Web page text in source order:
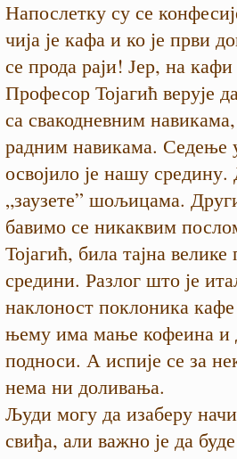
Напослетку су се
чија је кафа и ко је први
се прода раји! Јер, на
Професор Тојагић верује
са свакодневним
радним навикама. Седење
освојило је нашу
„заузете” шољицама.
бавимо се никаквим
Тојагић, била тајна
средини. Разлог што је
наклоност поклоника
њему има мање кофеина и
подноси. А испије се за
нема ни доливања.
Људи могу да изаберу
свиђа, али важно је да